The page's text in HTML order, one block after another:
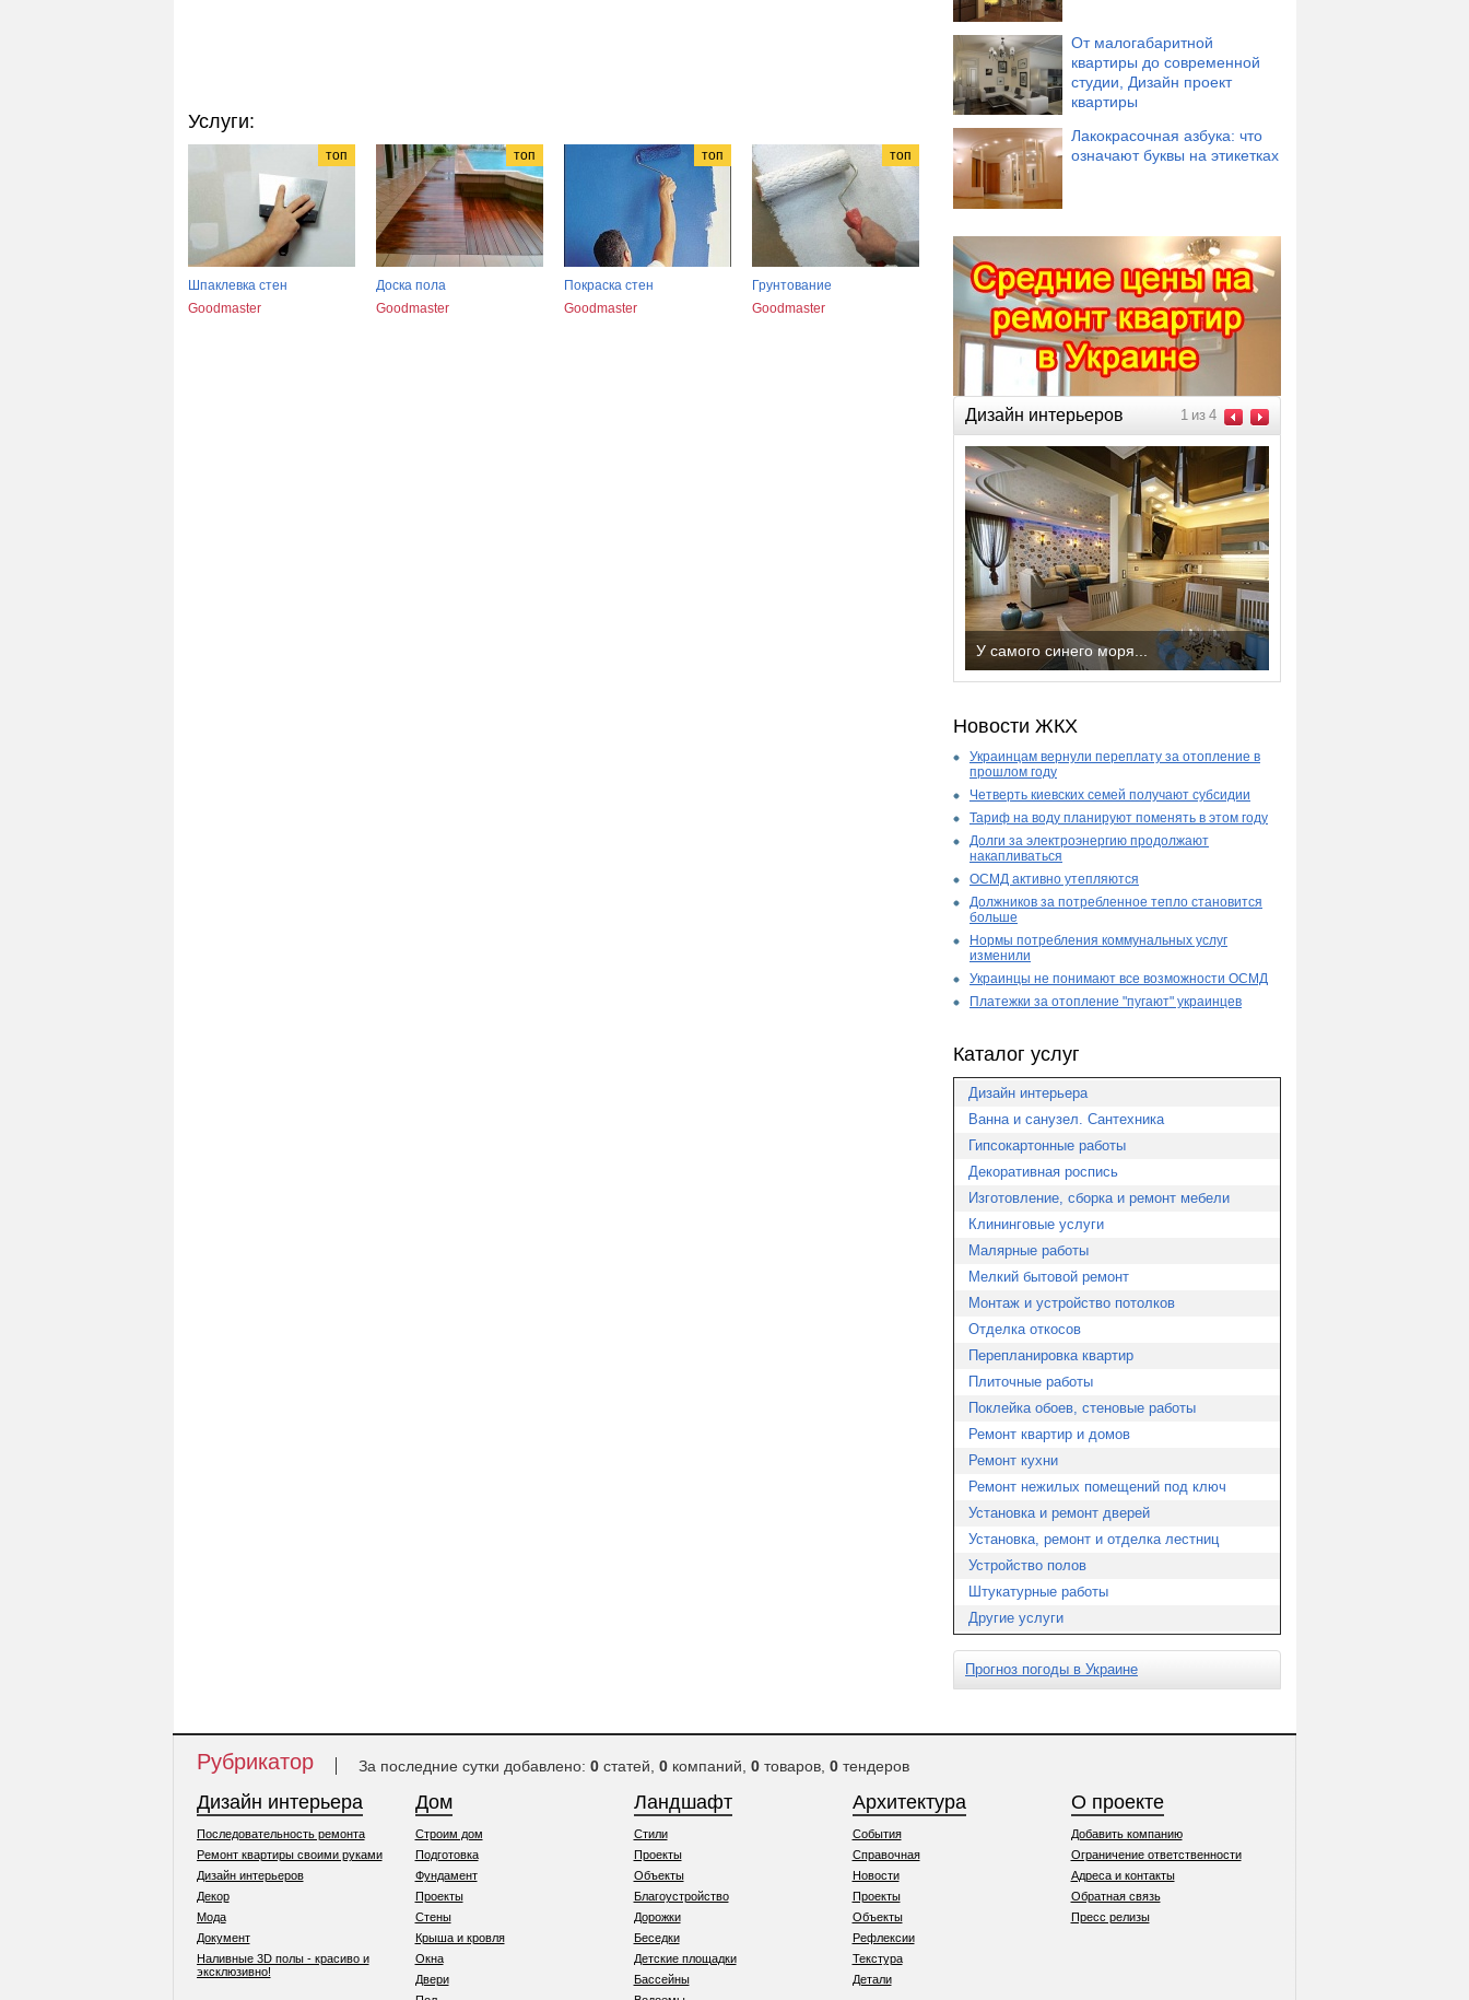
Услуги:
топ
Шпаклевка стен
Goodmaster
топ
Доска пола
Goodmaster
топ
Покраска стен
Goodmaster
топ
Грунтование
Goodmaster
От малогабаритной
квартиры до современной
студии, Дизайн проект
квартиры
Лакокрасочная азбука: что
означают буквы на этикетках
Дизайн интерьеров 1 из 4
У самого синего моря...
Новости ЖКХ
Украинцам вернули переплату за отопление в
прошлом году
Четверть киевских семей получают субсидии
Тариф на воду планируют поменять в этом году
Долги за электроэнергию продолжают
накапливаться
ОСМД активно утепляются
Должников за потребленное тепло становится
больше
Нормы потребления коммунальных услуг
изменили
Украинцы не понимают все возможности ОСМД
Платежки за отопление "пугают" украинцев
Каталог услуг
Дизайн интерьера
Ванна и санузел. Сантехника
Гипсокартонные работы
Декоративная роспись
Изготовление, сборка и ремонт мебели
Клининговые услуги
Малярные работы
Мелкий бытовой ремонт
Монтаж и устройство потолков
Отделка откосов
Перепланировка квартир
Плиточные работы
Поклейка обоев, стеновые работы
Ремонт квартир и домов
Ремонт кухни
Ремонт нежилых помещений под ключ
Установка и ремонт дверей
Установка, ремонт и отделка лестниц
Устройство полов
Штукатурные работы
Другие услуги
Прогноз погоды в Украине
Рубрикатор За последние сутки добавлено: 0статей, 0компаний, 0товаров, 0тендеров
Дизайн интерьера
Последовательность ремонта
Ремонт квартиры своими руками
Дизайн интерьеров
Декор
Мода
Документ
Наливные 3D полы - красиво и
эксклюзивно!
Дом
Строим дом
Подготовка
Фундамент
Проекты
Стены
Крыша и кровля
Окна
Двери
Ландшафт
Стили
Проекты
Объекты
Благоустройство
Дорожки
Беседки
Детские площадки
Бассейны
Архитектура
События
Справочная
Новости
Проекты
Объекты
Рефлексии
Текстура
Детали
О проекте
Добавить компанию
Ограничение ответственности
Адреса и контакты
Обратная связь
Пресс релизы